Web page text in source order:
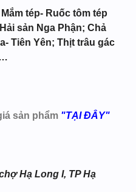
tép- Ruốc tôm tép
sản Nga Phận; Chả
Tiên Yên; Thịt trâu gác
sản phẩm "TẠI ĐÂY"
Hạ Long I, TP Hạ